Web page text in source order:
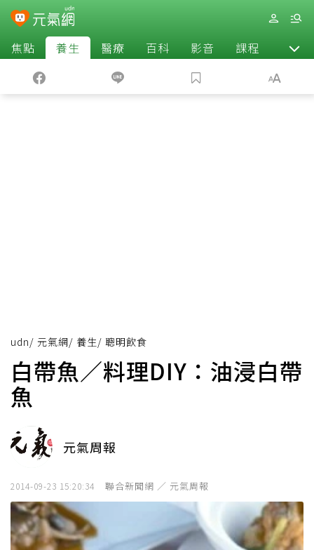
焦點 養生 醫療 百科 影音 課程 退休
udn/ 元氣網/ 養生/ 聰明飲食
白帶魚／料理DIY：油浸白帶
魚
元氣周報
2014-09-23 15:20:34 聯合新聞網 ／ 元氣周報